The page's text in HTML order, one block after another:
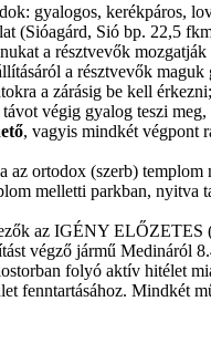
gyalogos, kerékpáros,
(Sióagárd, Sió bp. 22,5
a résztvevők
a résztvevők maguk
a zárásig be kell
végig gyalog teszi
, vagyis mindkét végpont
ortodox (szerb) templom
melletti parkban, nyitva
az IGÉNY ELŐZETES
végző jármű Medináról
folyó aktív hitélet
fenntartásához. Mindkét